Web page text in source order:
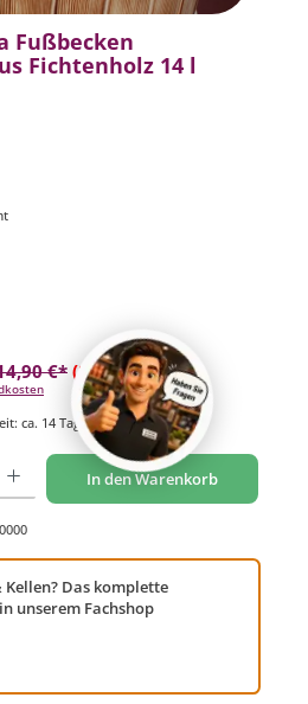
Fußbecken
Fichtenholz 14 l
€*(8.7% gespart)
ca. 14 Tage
Wert ein oder benutze die Schaltflächen um
In den Warenkorb
Das komplette
unserem Fachshop